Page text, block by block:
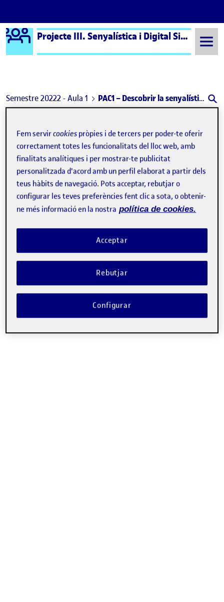
Saltar al contingut
Logo Ágora Projecte III. Senyalística i Digital Signage aula 1
Semestre 20222 - Aula 1 PAC1 – Descobrir la senyalística
Navegació d'entrades
Publicat perPAC1 – Descobrir la
Publicat per
Marta Borras Pocorull
Visibilitat:
Públic -Data de publicació
17 Març 2023 -comentariel PAC1 – Descobrir la senyalística
Fem servircookies pròpies i de tercers per poder-te oferir
correctament totes les funcionalitats del lloc web, amb
finalitats analítiques i per mostrar-te publicitat
personalitzada d'acord amb un perfil elaborat a partir dels
teus hàbits de navegació. Pots acceptar, rebutjar o
configurar les teves preferències fent clic a sota, o obtenir-
ne més informació en la nostra política de cookies.
Rebutjar
Acceptar
Configurar